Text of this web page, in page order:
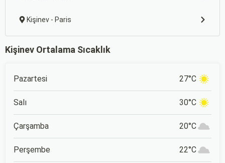
Kişinev - Paris
Kişinev Ortalama Sıcaklık
Pazartesi 27°C
Salı 30°C
Çarşamba 20°C
Perşembe 22°C